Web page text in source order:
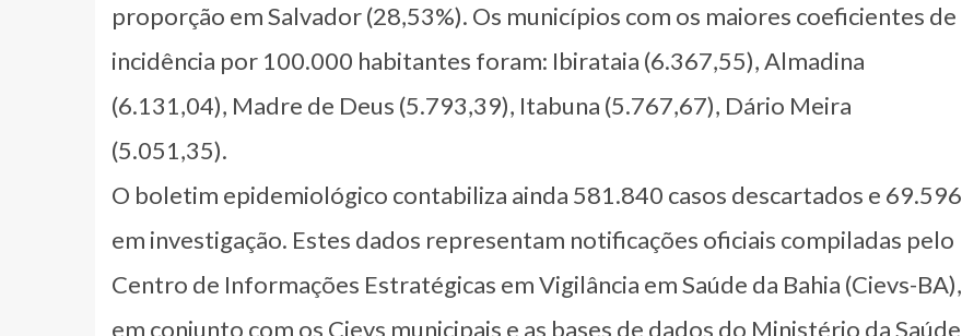
proporção em Salvador (28,53%). Os municípios com os maiores coeficientes de
incidência por 100.000 habitantes foram: Ibirataia (6.367,55), Almadina
(6.131,04), Madre de Deus (5.793,39), Itabuna (5.767,67), Dário Meira
(5.051,35).
O boletim epidemiológico contabiliza ainda 581.840 casos descartados e 69.596
em investigação. Estes dados representam notificações oficiais compiladas pelo
Centro de Informações Estratégicas em Vigilância em Saúde da Bahia (Cievs-BA),
em conjunto com os Cievs municipais e as bases de dados do Ministério da Saúde